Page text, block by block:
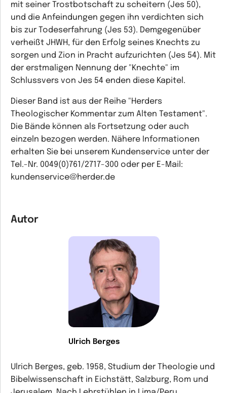
mit seiner Trostbotschaft zu scheitern (Jes 50),
und die Anfeindungen gegen ihn verdichten sich
bis zur Todeserfahrung (Jes 53). Demgegenüber
verheißt JHWH, für den Erfolg seines Knechts zu
sorgen und Zion in Pracht aufzurichten (Jes 54). Mit
der erstmaligen Nennung der "Knechte" im
Schlussvers von Jes 54 enden diese Kapitel.
Dieser Band ist aus der Reihe "Herders
Theologischer Kommentar zum Alten Testament".
Die Bände können als Fortsetzung oder auch
einzeln bezogen werden. Nähere Informationen
erhalten Sie bei unserem Kundenservice unter der
Tel.-Nr. 0049(0)761/2717-300 oder per E-Mail:
kundenservice@herder.de
Autor
Ulrich Berges
Ulrich Berges, geb. 1958, Studium der Theologie und
Bibelwissenschaft in Eichstätt, Salzburg, Rom und